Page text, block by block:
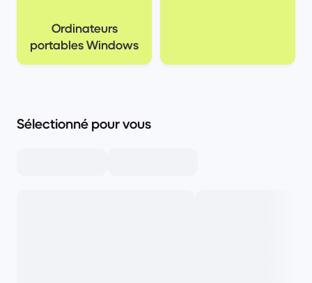
Ordinateurs
portables Windows
Sélectionné pour vous